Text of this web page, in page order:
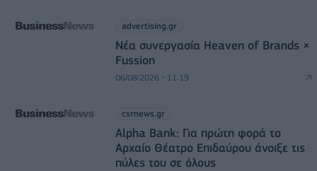
advertising.gr
Νέα συνεργασία Heaven of Brands ×
Fussion
06/08/2026 - 11:19
csrnews.gr
Alpha Bank: Για πρώτη φορά το
Αρχαίο Θέατρο Επιδαύρου άνοιξε τις
πύλες του σε όλους